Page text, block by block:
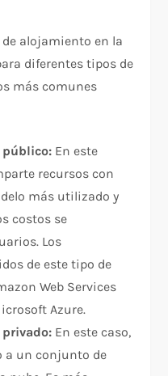
alojamiento en la
diferentes tipos de
más comunes
público: En este
recursos con
más utilizado y
costos se
Los
de este tipo de
Web Services
Azure.
En este caso,
a un conjunto de